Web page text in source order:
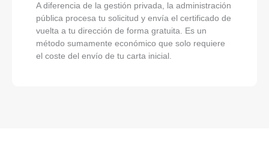
A diferencia de la gestión privada, la administración
pública procesa tu solicitud y envía el certificado de
vuelta a tu dirección de forma gratuita. Es un
método sumamente económico que solo requiere
el coste del envío de tu carta inicial.